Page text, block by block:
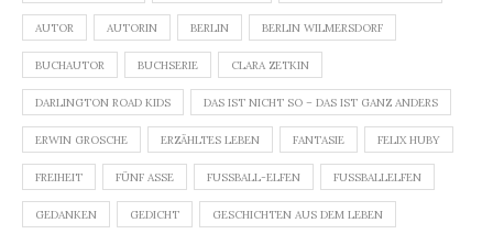
AUTOR AUTORIN BERLIN BERLIN WILMERSDORF
BUCHAUTOR BUCHSERIE CLARA ZETKIN
DARLINGTON ROAD KIDS DAS IST NICHT SO – DAS IST GANZ ANDERS
ERWIN GROSCHE ERZÄHLTES LEBEN FANTASIE FELIX HUBY
FREIHEIT FÜNF ASSE FUSSBALL-ELFEN FUSSBALLELFEN
GEDANKEN GEDICHT GESCHICHTEN AUS DEM LEBEN